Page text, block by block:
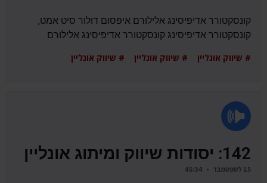
קונסקטורר אדיפיסינג אלילורם איפסום דולור סיט אמט,
קונסקטורר אדיפיסינג קונסקטורר אדיפיסינג אלילורם
# שיווק אונליין # שיווק אונליין # שיווק אונליין
142: יסודות שיווק ומיתוג אונליין
15 לספטמבר • 45:34